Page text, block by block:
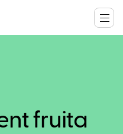
fruita